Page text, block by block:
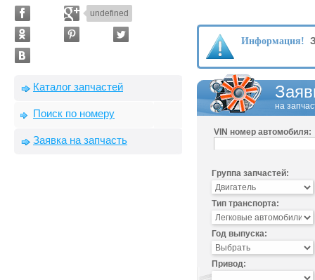
undefined
Каталог запчастей
Поиск по номеру
Заявка на запчасть
Информация!
на
VIN номер автомобиля:
Группа запчастей:
Тип транспорта:
Год выпуска:
Привод: